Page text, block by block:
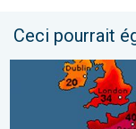
Ceci pourrait
Vague de chaleur